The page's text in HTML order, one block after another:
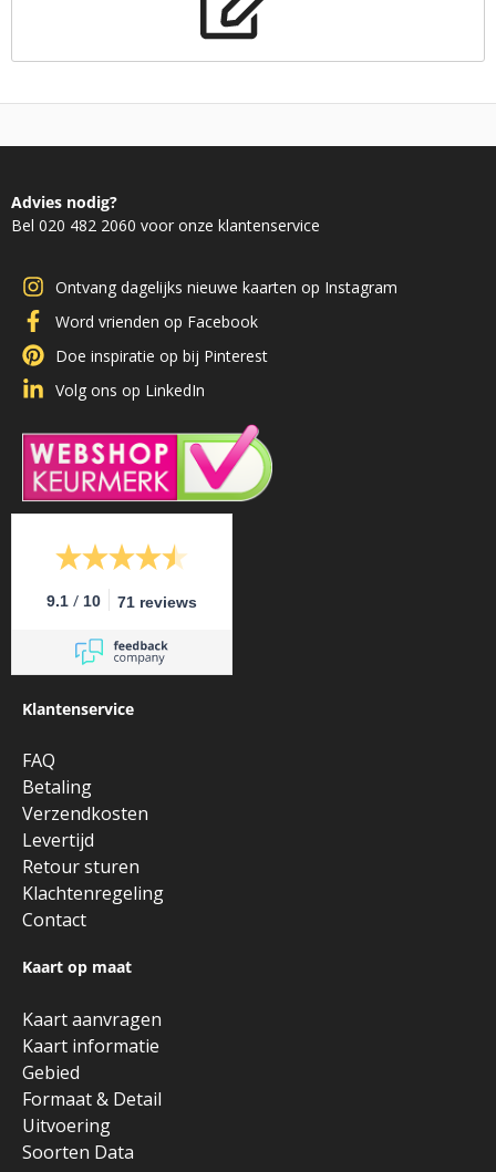
Advies nodig?
Bel 020 482 2060 voor onze klantenservice
Ontvang dagelijks nieuwe kaarten op Instagram
Word vrienden op Facebook
Doe inspiratie op bij Pinterest
Volg ons op LinkedIn
9.1 / 10 71 reviews
Klantenservice
FAQ
Betaling
Verzendkosten
Levertijd
Retour sturen
Klachtenregeling
Contact
Kaart op maat
Kaart aanvragen
Kaart informatie
Gebied
Formaat & Detail
Uitvoering
Soorten Data